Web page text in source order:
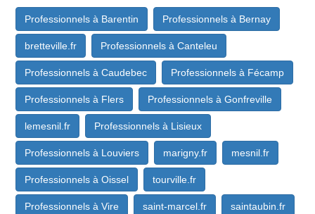
Professionnels à Barentin Professionnels à Bernay
bretteville.fr Professionnels à Canteleu
Professionnels à Caudebec Professionnels à Fécamp
Professionnels à Flers Professionnels à Gonfreville
lemesnil.fr Professionnels à Lisieux
Professionnels à Louviers marigny.fr mesnil.fr
Professionnels à Oissel tourville.fr
Professionnels à Vire saint-marcel.fr saintaubin.fr